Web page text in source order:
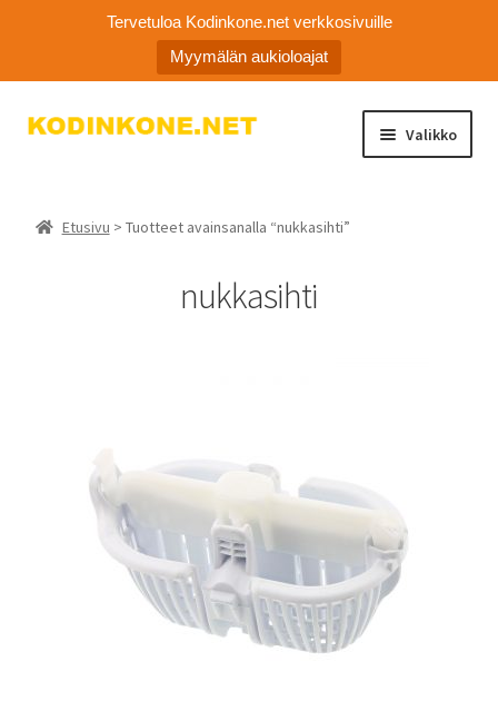
Tervetuloa Kodinkone.net verkkosivuille
Myymälän aukioloajat
Siirry
Siirry
Valikko
Etusivu > Tuotteet avainsanalla “nukkasihti”
nukkasihti